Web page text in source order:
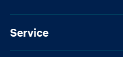
Service